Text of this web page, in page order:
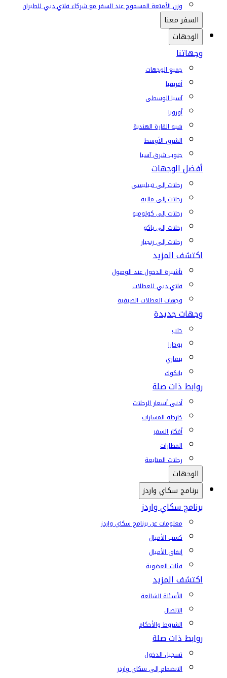
وزن الأمتعة المسموح عند السفر مع شركاء فلاي دبي للطيران
السفر معنا
الوجهات
وجهاتنا
جميع الوجهات
أفريقيا
آسيا الوسطى
أوروبا
شبه القارة الهندية
الشرق الأوسط
جنوب شرق آسيا
أفضل الوجهات
رحلات إلى تبيليسي
رحلات إلى ماليه
رحلات إلى كولومبو
رحلات إلى باكو
رحلات إلى زنجبار
اكتشف المزيد
تأشيرة الدخول عند الوصول
فلاي دبي للعطلات
وجهات العطلات الصيفية
وجهات جديدة
حلب
بوخارا
بنغازي
بانكوك
روابط ذات صلة
أدنى أسعار الرحلات
خارطة المسارات
أفكار السفر
المطارات
رحلات المتابعة
الوجهات
برنامج سكاي واردز
برنامج سكاي واردز
معلومات عن برنامج سكاي واردز
كسب الأميال
إنفاق الأميال
فئات العضوية
اكتشف المزيد
الأسئلة الشائعة
الاتصال
الشروط والأحكام
روابط ذات صلة
تسجيل الدخول
الانضمام إلى سكاي واردز